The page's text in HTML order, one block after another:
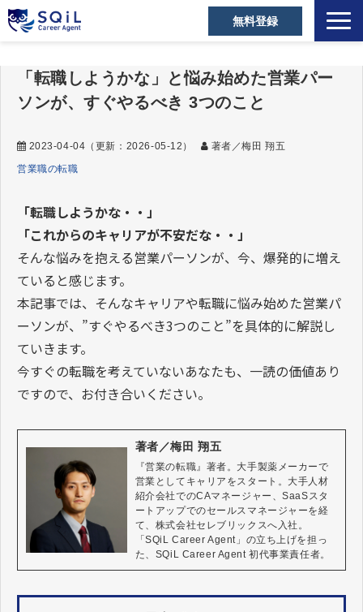
無料登録
キャリアアドバイザー
営業職の転職成功事例
ご利用者の声
お役立ち資料
よくあるご質問
「転職しようかな」と悩み始めた営業パー
ソンが、すぐやるべき 3つのこと
2023-04-04 （更新： 2026-05-12 ）
著者／梅田 翔五
営業職の転職
「転職しようかな・・」
「これからのキャリアが不安だな・・」
そんな悩みを抱える営業パーソンが、今、爆発的に増え
ていると感じます。
本記事では、そんなキャリアや転職に悩み始めた営業パ
ーソンが、”すぐやるべき3つのこと”を具体的に解説し
ていきます。
今すぐの転職を考えていないあなたも、一読の価値あり
ですので、お付き合いください。
著者／梅田 翔五
『営業の転職』著者。大手製薬メーカーで
営業としてキャリアをスタート。大手人材
紹介会社でのCAマネージャー、SaaSスタ
ートアップでのセールスマネージャーを経
て、株式会社セレブリックスへ入社。
「SQiL Career Agent」の立ち上げを担っ
た、SQiL Career Agent 初代事業責任者。